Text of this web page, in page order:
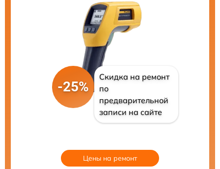
-25%
Скидка на ремонт
по
предварительной
записи на сайте
Цены на ремонт